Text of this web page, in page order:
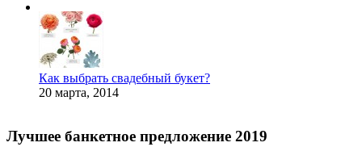
Как выбрать свадебный букет?
20 марта, 2014
Лучшее банкетное предложение 2019